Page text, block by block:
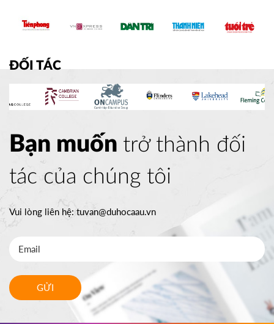
ĐỐI TÁC
Bạn muốn trở thành đối
tác của chúng tôi
Vui lòng liên hệ:tuvan@duhocaau.vn
GỬI